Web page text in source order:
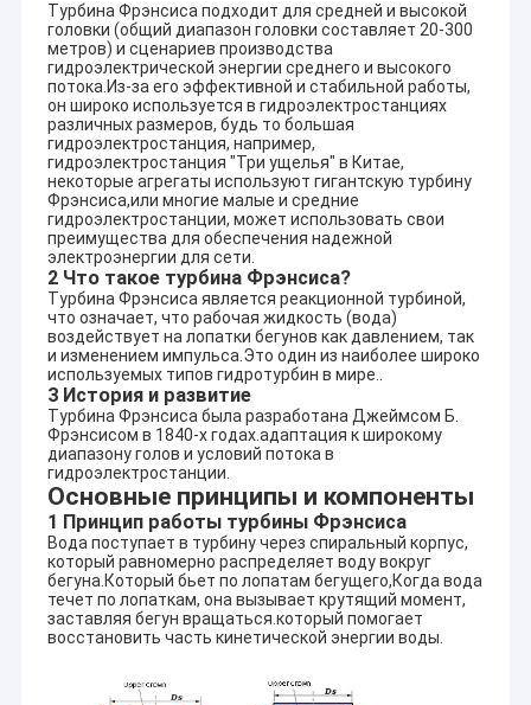
Турбина Фрэнсиса подходит для средней и высокой
головки (общий диапазон головки составляет 20-300
метров) и сценариев производства
гидроэлектрической энергии среднего и высокого
потока.Из-за его эффективной и стабильной работы,
он широко используется в гидроэлектростанциях
различных размеров, будь то большая
гидроэлектростанция, например,
гидроэлектростанция "Три ущелья" в Китае,
некоторые агрегаты используют гигантскую турбину
Фрэнсиса,или многие малые и средние
гидроэлектростанции, может использовать свои
преимущества для обеспечения надежной
электроэнергии для сети.
2 Что такое турбина Фрэнсиса?
Турбина Фрэнсиса является реакционной турбиной,
что означает, что рабочая жидкость (вода)
воздействует на лопатки бегунов как давлением, так
и изменением импульса.Это один из наиболее широко
используемых типов гидротурбин в мире..
3 История и развитие
Турбина Фрэнсиса была разработана Джеймсом Б.
Фрэнсисом в 1840-х годах.адаптация к широкому
диапазону голов и условий потока в
гидроэлектростанции.
Основные принципы и компоненты
1 Принцип работы турбины Фрэнсиса
Вода поступает в турбину через спиральный корпус,
который равномерно распределяет воду вокруг
бегуна.Который бьет по лопатам бегущего,Когда вода
течет по лопаткам, она вызывает крутящий момент,
заставляя бегун вращаться.который помогает
восстановить часть кинетической энергии воды.